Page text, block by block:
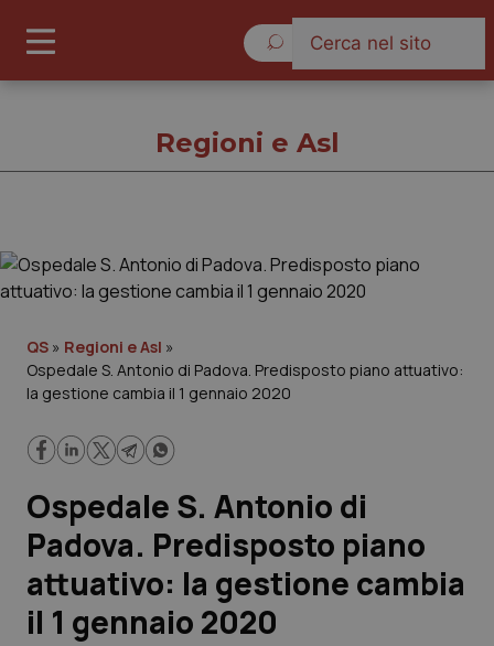
Governo e Parlamento
Regioni e Asl
Lavoro e Professioni
Scienza e Farmaci
Studi e Analisi
Regioni e Asl
QS » Regioni e Asl »
Ospedale S. Antonio di Padova. Predisposto piano attuativo:
la gestione cambia il 1 gennaio 2020
Ospedale S. Antonio di
Padova. Predisposto piano
attuativo: la gestione cambia
il 1 gennaio 2020